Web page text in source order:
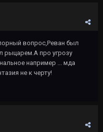
вопрос,Реван был
рыцарем.А про угрозу
например ... мда
не к черту!